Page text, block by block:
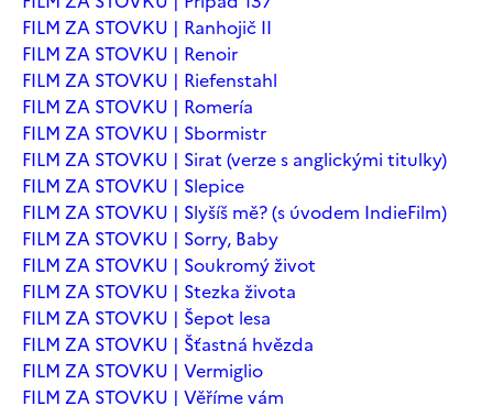
FILM ZA STOVKU | Ranhojič II
FILM ZA STOVKU | Renoir
FILM ZA STOVKU | Riefenstahl
FILM ZA STOVKU | Romería
FILM ZA STOVKU | Sbormistr
FILM ZA STOVKU | Sirat (verze s anglickými titulky)
FILM ZA STOVKU | Slepice
FILM ZA STOVKU | Slyšíš mě? (s úvodem IndieFilm)
FILM ZA STOVKU | Sorry, Baby
FILM ZA STOVKU | Soukromý život
FILM ZA STOVKU | Stezka života
FILM ZA STOVKU | Šepot lesa
FILM ZA STOVKU | Šťastná hvězda
FILM ZA STOVKU | Vermiglio
FILM ZA STOVKU | Věříme vám